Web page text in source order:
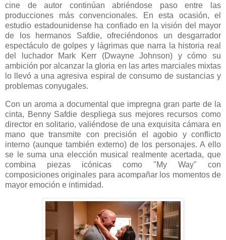
cine de autor continúan abriéndose paso entre las
producciones más convencionales. En esta ocasión, el
estudio estadounidense ha confiado en la visión del mayor
de los hermanos Safdie, ofreciéndonos un desgarrador
espectáculo de golpes y lágrimas que narra la historia real
del luchador Mark Kerr (Dwayne Johnson) y cómo su
ambición por alcanzar la gloria en las artes marciales mixtas
lo llevó a una agresiva espiral de consumo de sustancias y
problemas conyugales.
Con un aroma a documental que impregna gran parte de la
cinta, Benny Safdie despliega sus mejores recursos como
director en solitario, valiéndose de una exquisita cámara en
mano que transmite con precisión el agobio y conflicto
interno (aunque también externo) de los personajes. A ello
se le suma una elección musical realmente acertada, que
combina piezas icónicas como "My Way" con
composiciones originales para acompañar los momentos de
mayor emoción e intimidad.